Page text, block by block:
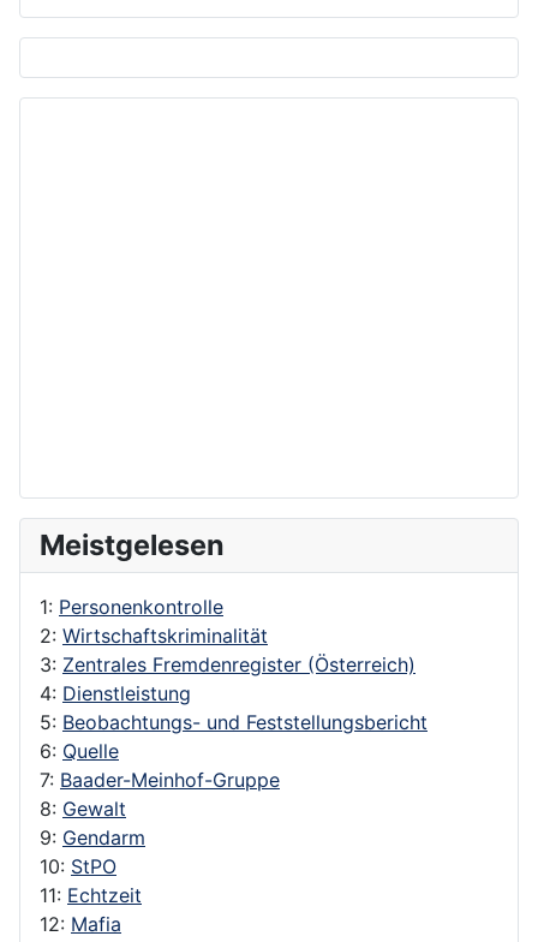
Meistgelesen
1: Personenkontrolle
2: Wirtschaftskriminalität
3: Zentrales Fremdenregister (Österreich)
4: Dienstleistung
5: Beobachtungs- und Feststellungsbericht
6: Quelle
7: Baader-Meinhof-Gruppe
8: Gewalt
9: Gendarm
10: StPO
11: Echtzeit
12: Mafia